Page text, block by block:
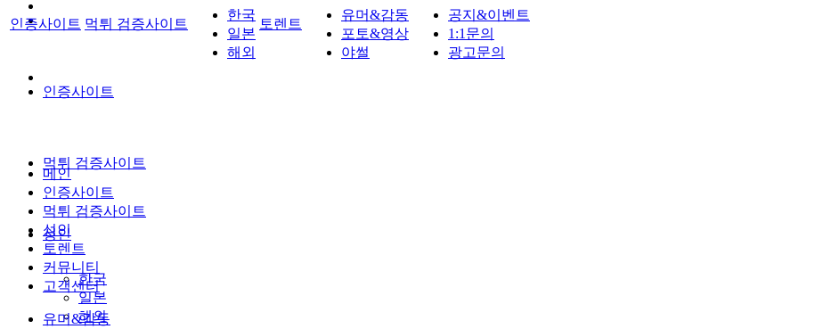
인증사이트
먹튀 검증사이트
성인
한국
일본
해외
인증사이트 먹튀 검증사이트
한국
일본
해외
토렌트
유머&감동
포토&영상
야썰
공지&이벤트
1:1문의
광고문의
메인
인증사이트
먹튀 검증사이트
성인
토렌트
커뮤니티
고객센터
유머&감동